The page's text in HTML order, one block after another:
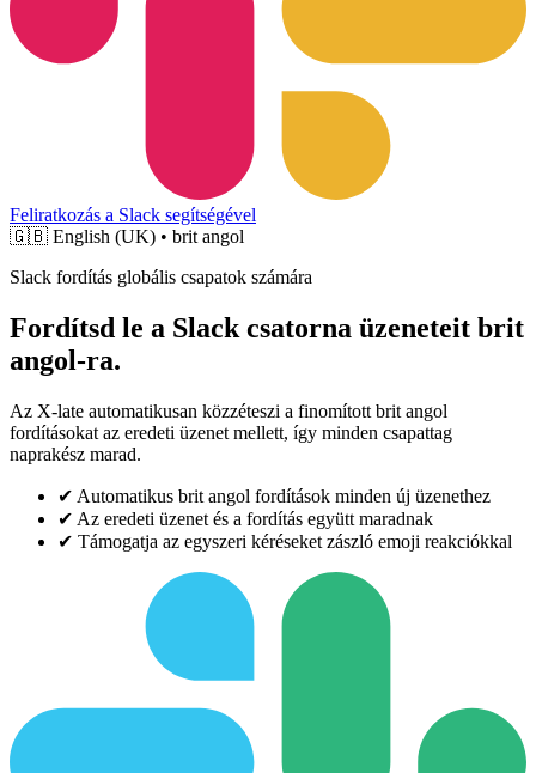
Feliratkozás a Slack segítségével
🇬🇧 English (UK) • brit angol
Slack fordítás globális csapatok számára
Fordítsd le a Slack csatorna üzeneteit brit
angol-ra.
Az X-late automatikusan közzéteszi a finomított brit angol
fordításokat az eredeti üzenet mellett, így minden csapattag
naprakész marad.
✔ Automatikus brit angol fordítások minden új üzenethez
✔ Az eredeti üzenet és a fordítás együtt maradnak
✔ Támogatja az egyszeri kéréseket zászló emoji reakciókkal